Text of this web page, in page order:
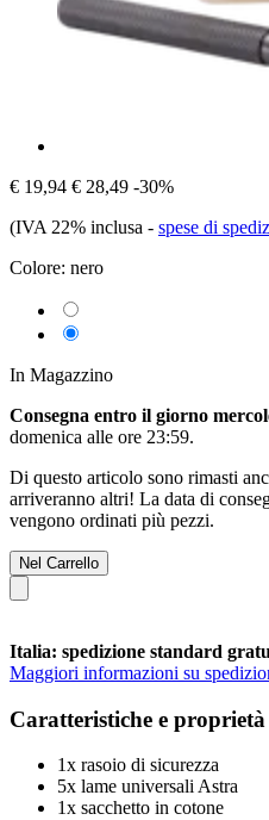
€ 19,94 € 28,49 -30%
(IVA 22% inclusa - spese di
Colore: nero
In Magazzino
Consegna entro il giorno
domenica alle ore 23:59.
Di questo articolo sono rimasti
arriveranno altri! La data di
vengono ordinati più pezzi.
Nel Carrello
Italia: spedizione standard
Maggiori informazioni su
Caratteristiche e proprietà
1x rasoio di sicurezza
5x lame universali Astra
1x sacchetto in cotone